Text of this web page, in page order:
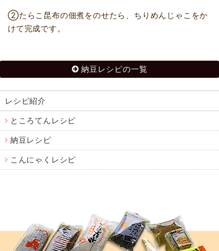
②たらこ昆布の佃煮をのせたら、ちりめんじゃこをか
けて完成です。
納豆レシピの一覧
レシピ紹介
ところてんレシピ
納豆レシピ
こんにゃくレシピ